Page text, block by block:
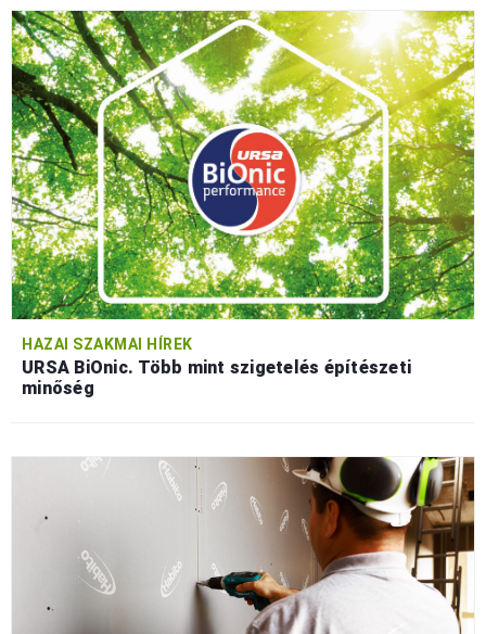
HAZAI SZAKMAI HÍREK
URSA BiOnic. Több mint szigetelés építészeti
minőség